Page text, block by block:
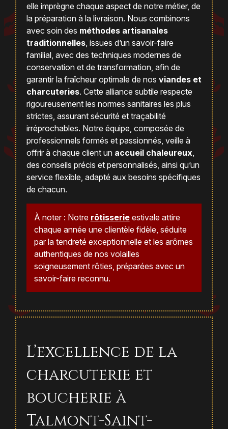
elle imprègne chaque aspect de notre métier, de
la préparation à la livraison. Nous combinons
avec soin des méthodes artisanales
traditionnelles, issues d’un savoir-faire
familial, avec des techniques modernes de
conservation et de transformation, afin de
garantir la fraîcheur optimale de nos viandes et
charcuteries. Cette alliance subtile respecte
rigoureusement les normes sanitaires les plus
strictes, assurant sécurité et traçabilité
irréprochables. Notre équipe, composée de
professionnels formés et passionnés, veille à
offrir à chaque client un accueil chaleureux
des conseils précis et personnalisés, ainsi qu’un
service flexible, adapté aux besoins spécifiques
de chacun.
À noter : Notre rôtisserieestivale attire
chaque année une clientèle fidèle, séduite
par la tendreté exceptionnelle et les arômes
authentiques de nos volailles
soigneusement rôties, préparées avec un
savoir-faire reconnu.
L’excellence de la
charcuterie et
boucherie à
Talmont-Saint-